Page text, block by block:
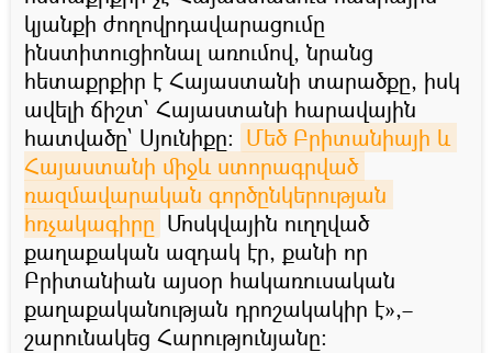
կյանքի ժողովրդավարացումը
ինստիտուցիոնալ առումով, նրանց
հետաքրքիր է Հայաստանի տարածքը, իսկ
ավելի ճիշտ՝ Հայաստանի հարավային
հատվածը` Սյունիքը։ Մեծ Բրիտանիայի և
Հայաստանի միջև ստորագրված
ռազմավարական գործընկերության
հռչակագիրը Մոսկվային ուղղված
քաղաքական ազդակ էր, քանի որ
Բրիտանիան այսօր հակառուսական
քաղաքականության դրոշակակիր է»,–
շարունակեց Հարությունյանը։